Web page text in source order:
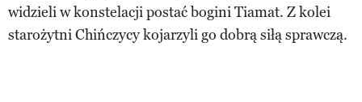
widzieli w konstelacji postać bogini Tiamat. Z kolei
starożytni Chińczycy kojarzyli go dobrą siłą sprawczą.